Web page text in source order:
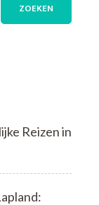
ZOEKEN
Reizen in